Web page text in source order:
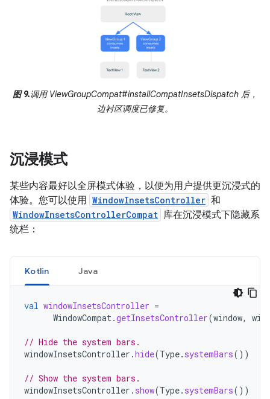
图 9.调用 ViewGroupCompat#installCompatInsetsDispatch 后，
边衬区调度已修复。
沉浸模式
某些内容最好以全屏模式体验，以便为用户提供更沉浸式的
体验。您可以使用 WindowInsetsController 和
WindowInsetsControllerCompat 库在沉浸模式下隐藏系
统栏：
Kotlin Java
val windowInsetsController =
WindowCompat.getInsetsController(window,
// Hide the system bars.
windowInsetsController .hide(Type. systemBars())
// Show the system bars.
windowInsetsController . show(Type. systemBars())